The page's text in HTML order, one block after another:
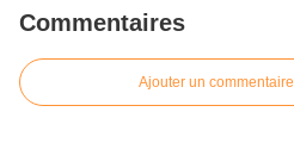
Commentaires
Ajouter un commentaire